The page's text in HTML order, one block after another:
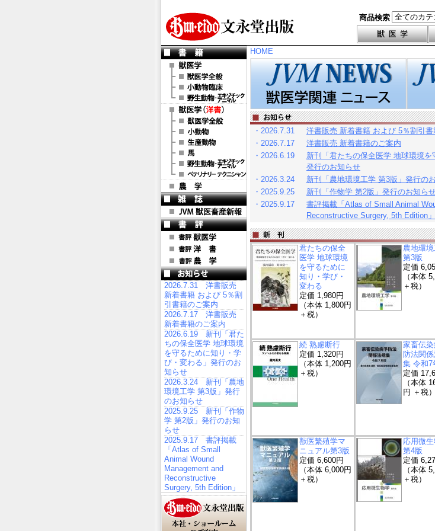
商品検索
2026.7.31 洋書販売
新着書籍 および 5％割
引書籍のご案内
2026.7.17 洋書販売
新着書籍のご案内
2026.6.19 新刊「君た
ちの保全医学 地球環境
を守るために知り・学
び・変わる」発行のお
知らせ
2026.3.24 新刊「農地
環境工学 第3版」発行
のお知らせ
2025.9.25 新刊「作物
学 第2版」発行のお知
らせ
2025.9.17 書評掲載
「Atlas of Small
Animal Wound
Management and
Reconstructive
Surgery, 5th Edition」
HOME
・2026.7.31
洋書販売 新着書籍 および 5％割引書
・2026.7.17
洋書販売 新着書籍のご案内
・2026.6.19
新刊「君たちの保全医学 地球環境を
発行のお知らせ
・2026.3.24
新刊「農地環境工学 第3版」発行の
・2025.9.25
新刊「作物学 第2版」発行のお知ら
・2025.9.17
書評掲載「Atlas of Small Animal
Reconstructive Surgery, 5th Edition」
君たちの保全
医学 地球環境
を守るために
知り・学び・
変わる
定価 1,980円
（本体 1,800円
＋税）
農地環
第3版
定価
（本体
＋税）
続 熟慮断行
定価 1,320円
（本体 1,200円
＋税）
家畜伝
防法関
集 令和7
定価
（本体
円 ＋税）
獣医繁殖学マ
ニュアル第3版
定価 6,600円
（本体 6,000円
＋税）
応用微
第4版
定価
（本体
＋税）